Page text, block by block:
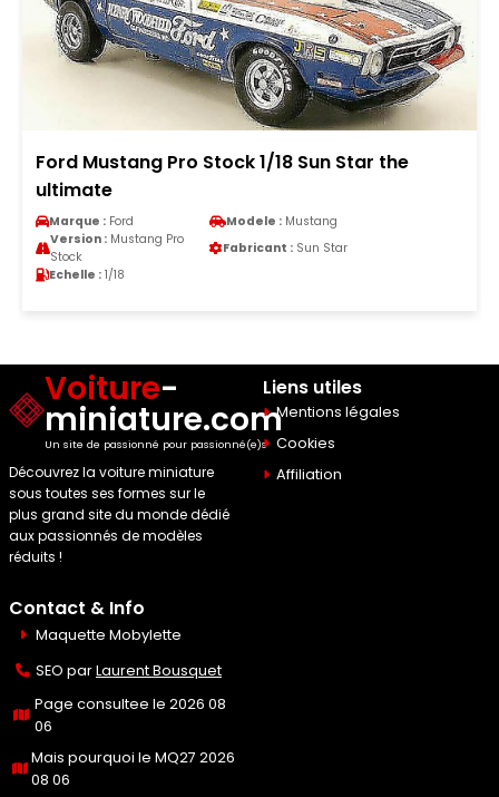
Ford Mustang Pro Stock 1/18 Sun Star the
ultimate
Marque : Ford Modele : Mustang
Version : Mustang Pro
Stock
Fabricant : Sun Star
Echelle : 1/18
Voiture-
miniature.com
Un site de passionné pour passionné(e)s
Découvrez la voiture miniature
sous toutes ses formes sur le
plus grand site du monde dédié
aux passionnés de modèles
réduits !
Liens utiles
Mentions légales
Cookies
Affiliation
Contact & Info
Maquette Mobylette
SEO parLaurent Bousquet
Page consultee le 2026 08
06
Mais pourquoi le MQ27 2026
08 06